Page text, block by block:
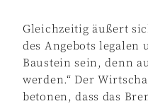
Gleichzeitig äußert
des Angebots
Baustein sein, denn
werden.“ Der
betonen, dass das